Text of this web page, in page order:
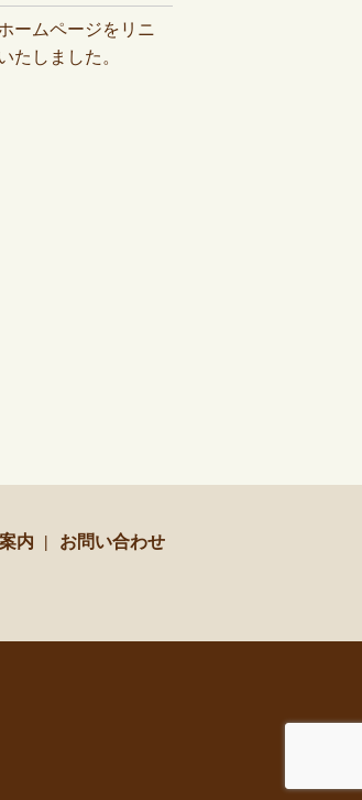
ームページをリニ
たしました。
内
お問い合わせ